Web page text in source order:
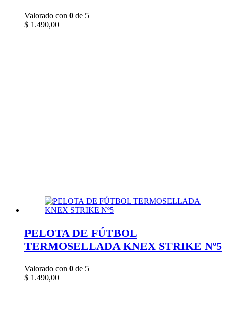
Valorado con 0 de 5
$ 1.490,00
PELOTA DE FÚTBOL
TERMOSELLADA KNEX STRIKE Nº5
Valorado con 0 de 5
$ 1.490,00